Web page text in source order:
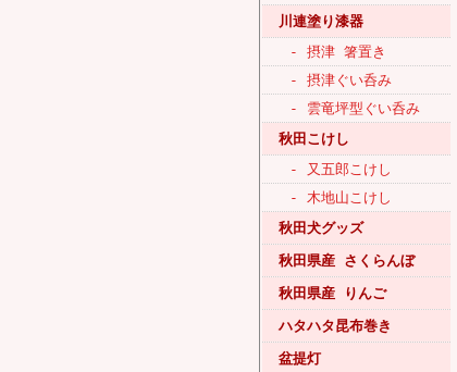
川連塗り漆器
- 摂津 箸置き
- 摂津ぐい呑み
- 雲竜坪型ぐい呑み
秋田こけし
- 又五郎こけし
- 木地山こけし
秋田犬グッズ
秋田県産 さくらんぼ
秋田県産 りんご
ハタハタ昆布巻き
盆提灯